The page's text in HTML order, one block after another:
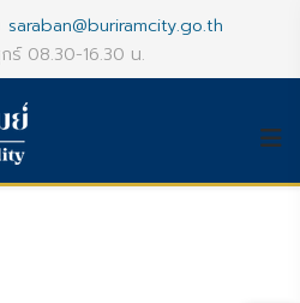
saraban@buriramcity.go.th
ร์ 08.30-16.30 น.